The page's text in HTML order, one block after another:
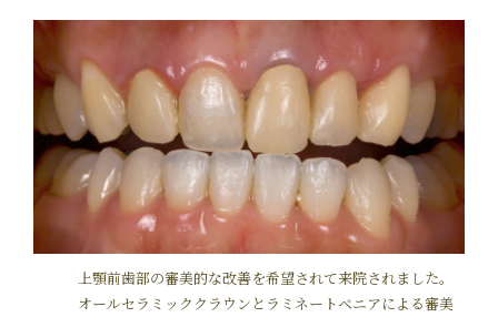
上顎前歯部の審美的な改善を希望されて来院されました。
オールセラミッククラウンとラミネートベニアによる審美